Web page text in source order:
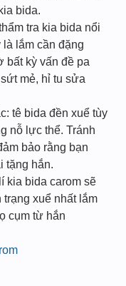
bida.
tra kia bida nổi
lắm cần đặng
bất kỳ vấn đề pa
mẻ, hỉ tu sửa
tê bida đền xuể tùy
nỗ lực thể. Tránh
bảo rằng bạn
tặng hắn.
kia bida carom sẽ
trạng xuể nhất lắm
cụm từ hắn